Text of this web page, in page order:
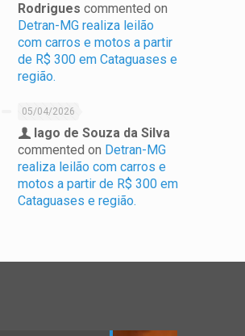
Rodrigues commented on
Detran-MG realiza leilão
com carros e motos a partir
de R$ 300 em Cataguases e
região.
05/04/2026
Iago de Souza da Silva
commented on Detran-MG
realiza leilão com carros e
motos a partir de R$ 300 em
Cataguases e região.